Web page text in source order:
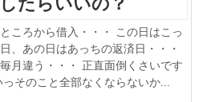
ころから借入・・・ この日はこっ
、あの日はあっちの返済日・・・
月違う・・・ 正直面倒くさいです
っそのこと全部なくならないか...